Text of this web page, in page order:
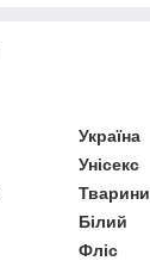
Україна
Унісекс
Тварини
Білий
Фліс